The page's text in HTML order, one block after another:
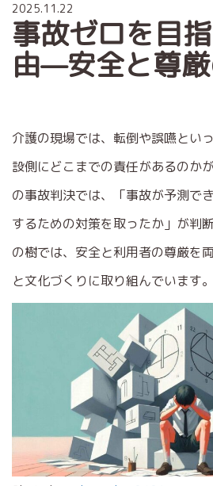
2025.11.22
事故ゼロを目
由—安全と尊
介護の現場では、転倒や誤嚥とい
設側にどこまでの責任があるのか
の事故判決では、「事故が予測で
するための対策を取ったか」が判
の樹では、安全と利用者の尊厳を
と文化づくりに取り組んでいます。